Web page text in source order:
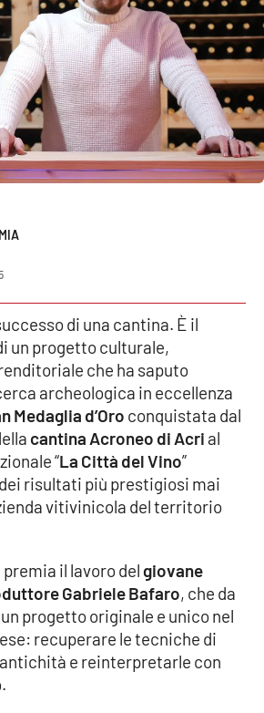
di una cantina. È il
un progetto culturale,
che ha saputo
archeologica in eccellenza
Medaglia d’Oro conquistata dal
cantina Acroneo di Acri al
“La Città del Vino”
risultati più prestigiosi mai
vitivinicola del territorio
il lavoro del giovane
Gabriele Bafaro, che da
progetto originale e unico nel
recuperare le tecniche di
e reinterpretarle con